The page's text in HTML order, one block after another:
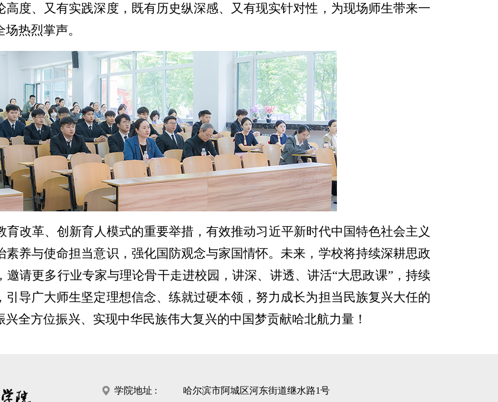
度、又有实践深度，既有历史纵深感、又有现实针对性，为现场师生带来一
热烈掌声。
改革、创新育人模式的重要举措，有效推动习近平新时代中国特色社会主义
养与使命担当意识，强化国防观念与家国情怀。未来，学校将持续深耕思政
请更多行业专家与理论骨干走进校园，讲深、讲透、讲活“大思政课”，持续
导广大师生坚定理想信念、练就过硬本领，努力成长为担当民族复兴大任的
全方位振兴、实现中华民族伟大复兴的中国梦贡献哈北航力量！
学院地址 : 哈尔滨市阿城区河东街道继水路1号